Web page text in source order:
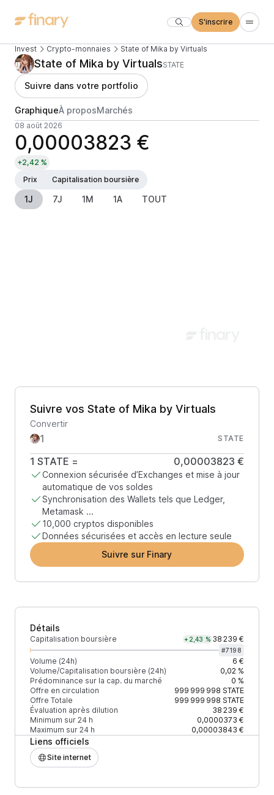
S'inscrire
Invest Crypto-monnaies State of Mika by Virtuals
State of Mika by VirtualsSTATE
Suivre dans votre portfolio
GraphiqueÀ proposMarchés
08 août 2026
0,00003823 €
+2,42 %
Prix
Capitalisation boursière
1J 7J 1M 1A TOUT
Suivre vos State of Mika by Virtuals
Convertir
STATE
1 STATE = 0,00003823 €
Connexion sécurisée d’Exchanges et mise à jour
automatique de vos soldes
Synchronisation des Wallets tels que Ledger,
Metamask ...
10,000 cryptos disponibles
Données sécurisées et accès en lecture seule
Suivre sur Finary
Détails
Capitalisation boursière +2,43 % 38 239 €
#7198
Volume (24h)
6 €
Volume/Capitalisation boursière (24h)
0,02 %
Prédominance sur la cap. du marché
0 %
Offre en circulation
999 999 998 STATE
Offre Totale
999 999 998 STATE
Évaluation après dilution
38 239 €
Minimum sur 24 h
0,0000373 €
Maximum sur 24 h
0,00003843 €
Liens officiels
Site internet